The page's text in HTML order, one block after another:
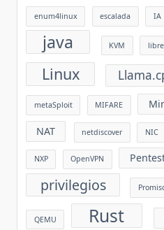
enum4linux escalada IA
java KVM
Linux
metaSploit MIFARE
NAT netdiscover NIC
NXP OpenVPN
privilegios
QEMU Rust